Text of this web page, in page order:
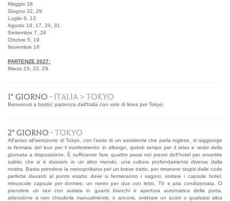
Maggio 18
Giugno 22, 29
Luglio 6, 13
Agosto 10, 17, 24, 31
Settembre 7, 28
Ottobre 5, 19
Novembre 16
PARTENZE 2027:
Marzo 15, 22, 29
1° GIORNO - ITALIA > TOKYO
Benvenuti a bordo: partenza dall’Italia con volo di linea per Tokyo.
2° GIORNO - TOKYO
All'arrivo all'aeroporto di Tokyo, con l'aiuto di un assistente che parla inglese, si raggiunge
la fermata del bus per il trasferimento in albergo, quindi tempo per il relax e resto della
giornata a disposizione. È sufficiente fare quattro passi nei pressi dell’hotel per avvertire
subito che si è davvero in un altro mondo, una cultura profondamente diversa dalla
nostra. Basta prendere la metropolitana per un breve tratto, per rimanere stupiti dalle code
perfette davanti al punto esatto dove si fermeranno i vagoni, visitare i capsule hotel,
minuscole capsule per dormire, un metro per due con letto, TV e aria condizionata. O
prendere un taxi con autista in guanti bianchi e apertura automatica della porta,
attenzione a non chiuderla manualmente, o ancora, ordinare un sushi o qualsiasi altra